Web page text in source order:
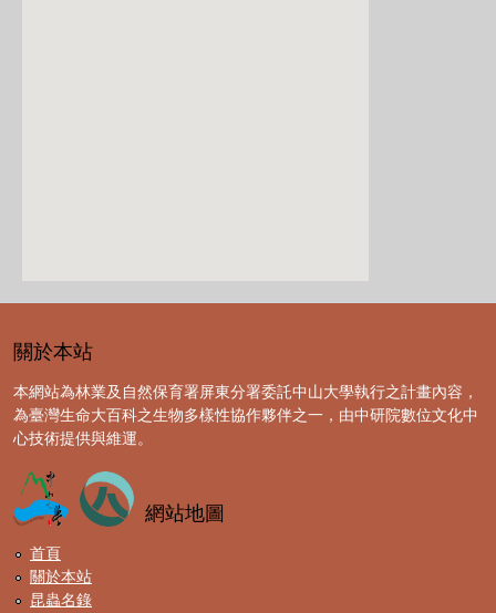
關於本站
本網站為林業及自然保育署屏東分署委託中山大學執行之計畫內容，
為臺灣生命大百科之生物多樣性協作夥伴之一，由中研院數位文化中
心技術提供與維運。
網站地圖
首頁
關於本站
昆蟲名錄